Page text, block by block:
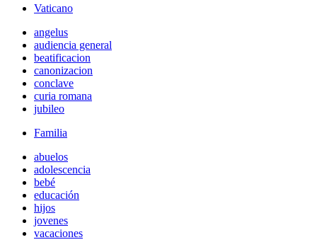
Vaticano
angelus
audiencia general
beatificacion
canonizacion
conclave
curia romana
jubileo
Familia
abuelos
adolescencia
bebé
educación
hijos
jovenes
vacaciones